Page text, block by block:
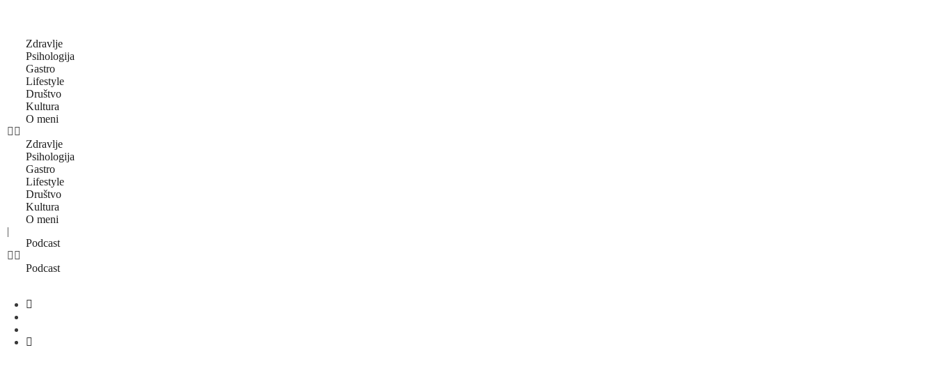
Zdravlje
Psihologija
Gastro
Lifestyle
Društvo
Kultura
O meni
Zdravlje
Psihologija
Gastro
Lifestyle
Društvo
Kultura
O meni
|
Podcast
Podcast